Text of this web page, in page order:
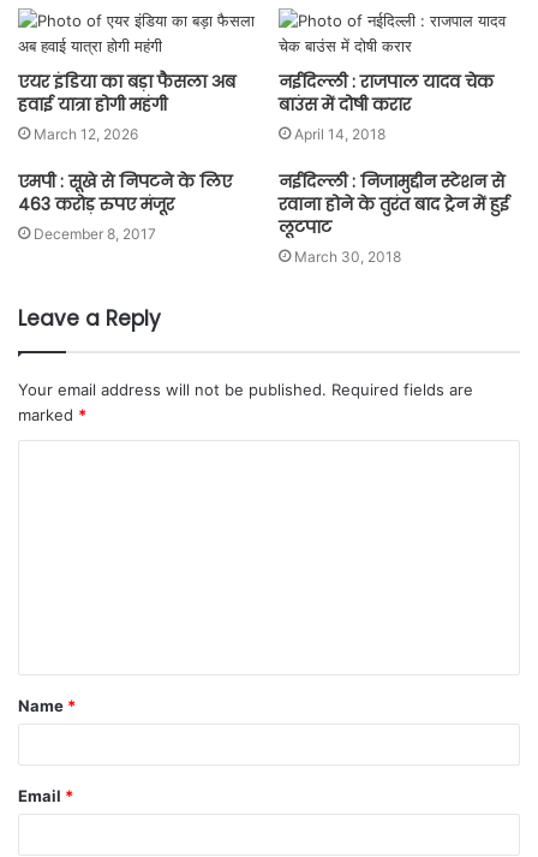
एयर इंडिया का बड़ा फैसला अब
हवाई यात्रा होगी महंगी
March 12, 2026
नईदिल्ली : राजपाल यादव चेक
बाउंस में दोषी करार
April 14, 2018
एमपी : सूखे से निपटने के लिए
463 करोड़ रुपए मंजूर
December 8, 2017
नईदिल्ली : निजामुद्दीन स्टेशन से
रवाना होने के तुरंत बाद ट्रेन में हुई
लूटपाट
March 30, 2018
Leave a Reply
Your email address will not be published. Required fields are
marked *
Name *
Email *